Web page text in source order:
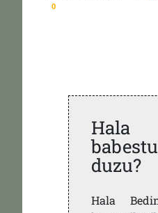
0
duzu?
Hala